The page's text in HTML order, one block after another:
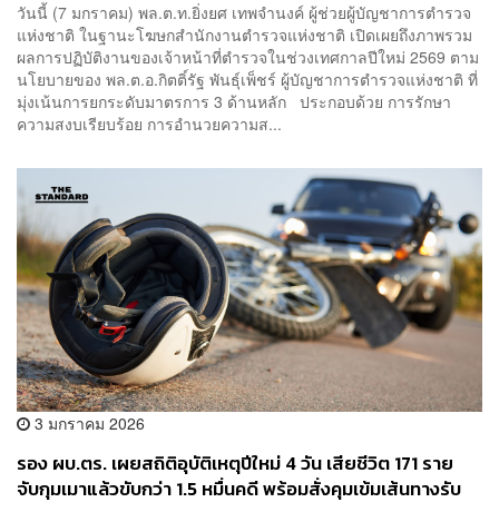
วันนี้ (7 มกราคม) พล.ต.ท.ยิ่งยศ เทพจำนงค์ ผู้ช่วยผู้บัญชาการตำรวจ
แห่งชาติ ในฐานะโฆษกสำนักงานตำรวจแห่งชาติ เปิดเผยถึงภาพรวม
ผลการปฏิบัติงานของเจ้าหน้าที่ตำรวจในช่วงเทศกาลปีใหม่ 2569 ตาม
นโยบายของ พล.ต.อ.กิตติ์รัฐ พันธุ์เพ็ชร์ ผู้บัญชาการตำรวจแห่งชาติ ที่
มุ่งเน้นการยกระดับมาตรการ 3 ด้านหลัก ประกอบด้วย การรักษา
ความสงบเรียบร้อย การอำนวยความส...
3 มกราคม 2026
รอง ผบ.ตร. เผยสถิติอุบัติเหตุปีใหม่ 4 วัน เสียชีวิต 171 ราย
จับกุมเมาแล้วขับกว่า 1.5 หมื่นคดี พร้อมสั่งคุมเข้มเส้นทางรับ